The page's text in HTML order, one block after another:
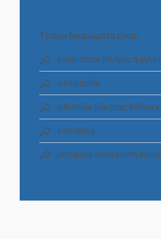
Τέτοια δικαιώματα είναι:
η κυριότητα (πλήρης ή ψιλή
η επικαρπία
η δουλεία (οίκησης, διόδου
η υποθήκη
μεταφορά συντελεστή